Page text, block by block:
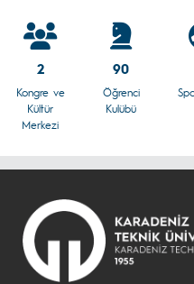
2
Kongre ve
Kültür
Merkezi
90
Öğrenci
Kulübü